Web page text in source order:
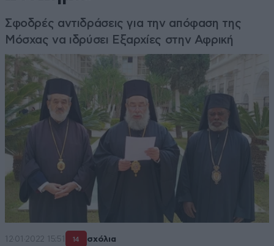
Σφοδρές αντιδράσεις για την απόφαση της
Μόσχας να ιδρύσει Εξαρχίες στην Αφρική
12·01·2022 15:51 14 σχόλια